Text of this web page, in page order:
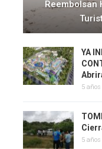
Reembolsan
YA
5
5